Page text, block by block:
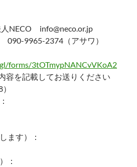
NECO info@neco.or.jp
9965-2374（アサワ）
forms/3tOTmypNANCvVKoA2
容を記載してお送りください
ます）：
：